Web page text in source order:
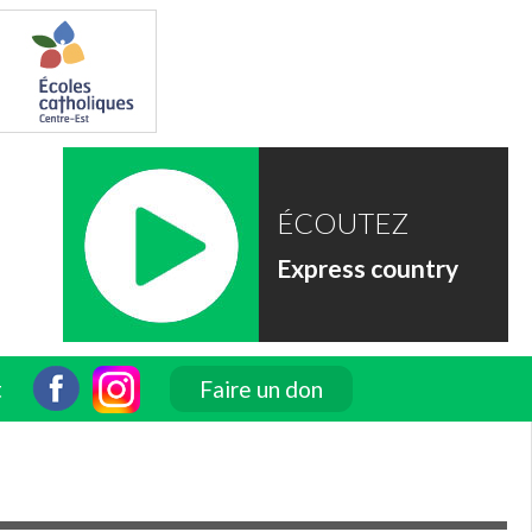
ÉCOUTEZ
Express country
Faire un don